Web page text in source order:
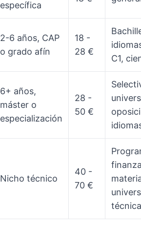
específica
2-6 años, CAP
o grado afín
18 -
28 €
C1,
6+ años,
máster o
especialización
28 -
50 €
Nicho técnico
40 -
70 €